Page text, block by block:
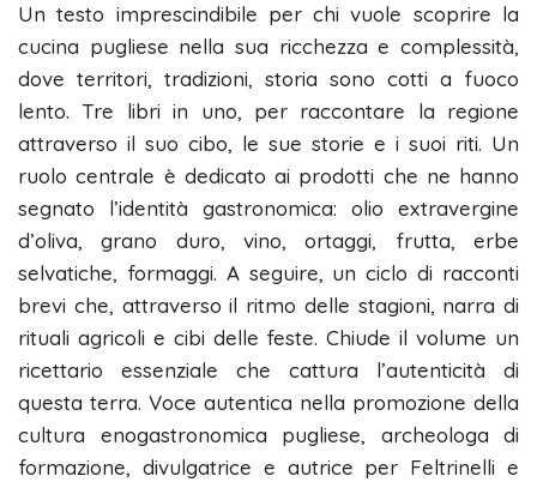
Un testo imprescindibile per chi vuole scoprire la
cucina pugliese nella sua ricchezza e complessità,
dove territori, tradizioni, storia sono cotti a fuoco
lento. Tre libri in uno, per raccontare la regione
attraverso il suo cibo, le sue storie e i suoi riti. Un
ruolo centrale è dedicato ai prodotti che ne hanno
segnato l’identità gastronomica: olio extravergine
d’oliva, grano duro, vino, ortaggi, frutta, erbe
selvatiche, formaggi. A seguire, un ciclo di racconti
brevi che, attraverso il ritmo delle stagioni, narra di
rituali agricoli e cibi delle feste. Chiude il volume un
ricettario essenziale che cattura l’autenticità di
questa terra. Voce autentica nella promozione della
cultura enogastronomica pugliese, archeologa di
formazione, divulgatrice e autrice per Feltrinelli e